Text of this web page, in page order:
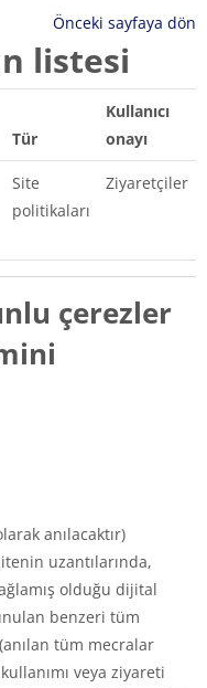
Önceki sayfaya dön
listesi
Tür
Kullanıcı
onayı
Site
politikaları
Ziyaretçiler
çerezler
anılacaktır)
uzantılarında,
olduğu dijital
benzeri tüm
tüm mecralar
veya ziyareti